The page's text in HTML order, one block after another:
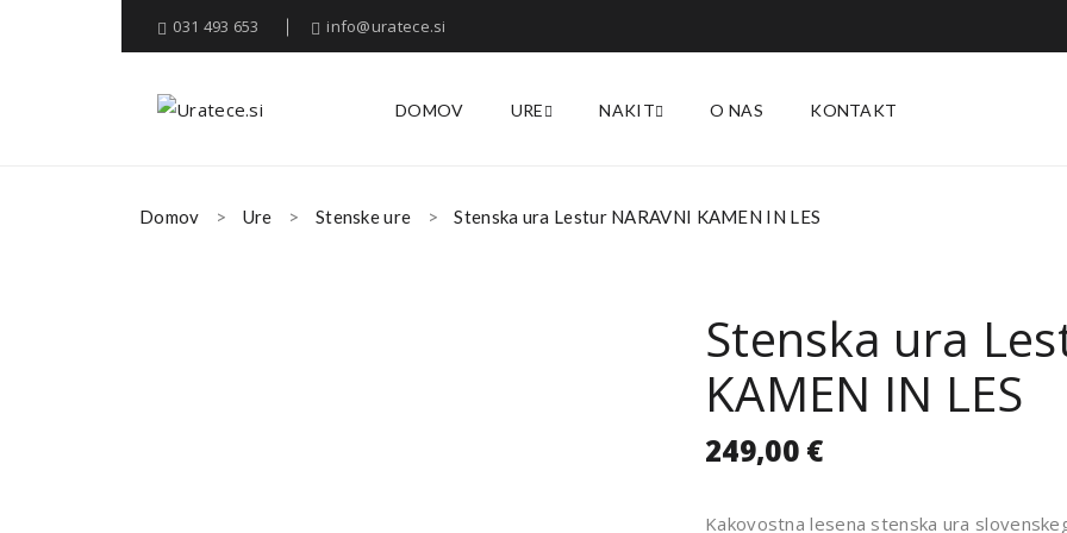
031 493 653 info@uratece.si
DOMOV URE NAKIT O NAS KONTAKT
Domov Ure Stenske ure Stenska ura Lestur NARAVNI KAMEN IN LES
Stenska ura
KAMEN IN LES
249,00 €
Kakovostna lesena stenska ura